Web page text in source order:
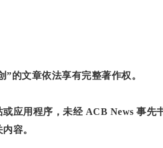
的文章依法享有完整著作权。
应用程序，未经 ACB News 事先
容。